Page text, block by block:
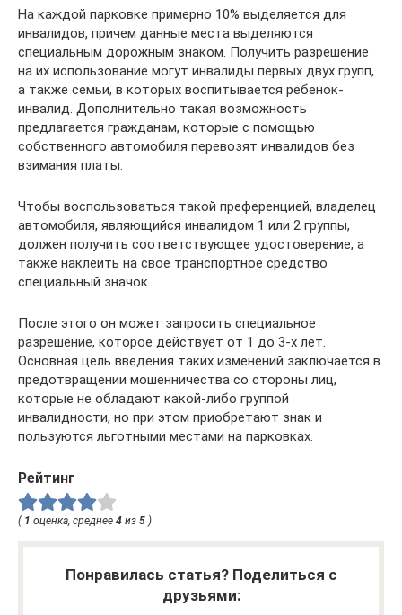
На каждой парковке примерно 10% выделяется для
инвалидов, причем данные места выделяются
специальным дорожным знаком. Получить разрешение
на их использование могут инвалиды первых двух групп,
а также семьи, в которых воспитывается ребенок-
инвалид. Дополнительно такая возможность
предлагается гражданам, которые с помощью
собственного автомобиля перевозят инвалидов без
взимания платы.
Чтобы воспользоваться такой преференцией, владелец
автомобиля, являющийся инвалидом 1 или 2 группы,
должен получить соответствующее удостоверение, а
также наклеить на свое транспортное средство
специальный значок.
После этого он может запросить специальное
разрешение, которое действует от 1 до 3-х лет.
Основная цель введения таких изменений заключается в
предотвращении мошенничества со стороны лиц,
которые не обладают какой-либо группой
инвалидности, но при этом приобретают знак и
пользуются льготными местами на парковках.
Рейтинг
( 1 оценка, среднее 4 из 5 )
Понравилась статья? Поделиться с
друзьями: